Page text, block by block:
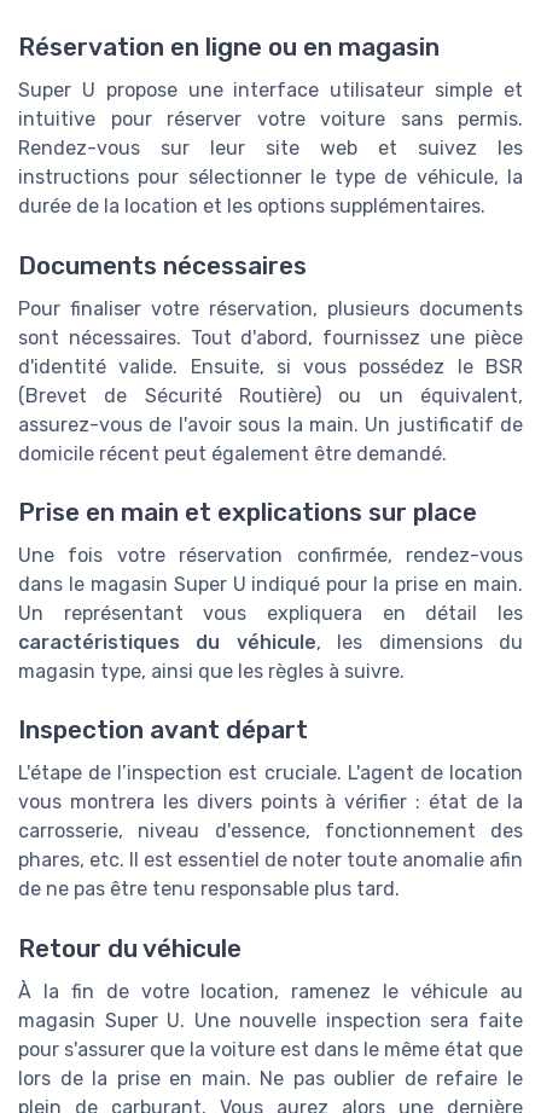
Réservation en ligne ou en magasin
Super U propose une interface utilisateur simple et
intuitive pour réserver votre voiture sans permis.
Rendez-vous sur leur site web et suivez les
instructions pour sélectionner le type de véhicule, la
durée de la location et les options supplémentaires.
Documents nécessaires
Pour finaliser votre réservation, plusieurs documents
sont nécessaires. Tout d'abord, fournissez une pièce
d'identité valide. Ensuite, si vous possédez le BSR
(Brevet de Sécurité Routière) ou un équivalent,
assurez-vous de l'avoir sous la main. Un justificatif de
domicile récent peut également être demandé.
Prise en main et explications sur place
Une fois votre réservation confirmée, rendez-vous
dans le magasin Super U indiqué pour la prise en main.
Un représentant vous expliquera en détail les
caractéristiques du véhicule, les dimensions du
magasin type, ainsi que les règles à suivre.
Inspection avant départ
L'étape de l’inspection est cruciale. L'agent de location
vous montrera les divers points à vérifier : état de la
carrosserie, niveau d'essence, fonctionnement des
phares, etc. Il est essentiel de noter toute anomalie afin
de ne pas être tenu responsable plus tard.
Retour du véhicule
À la fin de votre location, ramenez le véhicule au
magasin Super U. Une nouvelle inspection sera faite
pour s'assurer que la voiture est dans le même état que
lors de la prise en main. Ne pas oublier de refaire le
plein de carburant. Vous aurez alors une dernière